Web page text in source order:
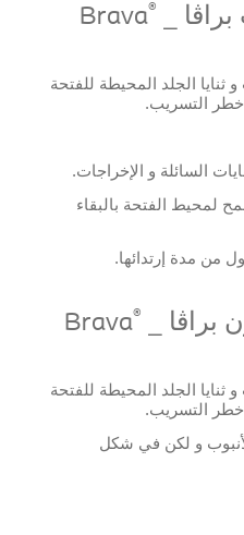
_
Brava®
ثنايا الجلد المحيطة للفتحة
خطر التسريب.
السائلة و الإخراجات.
لمحيط الفتحة بالبقاء
من مدة إرتدائها.
_
Brava®
ثنايا الجلد المحيطة للفتحة
خطر التسريب.
و لكن في شكل